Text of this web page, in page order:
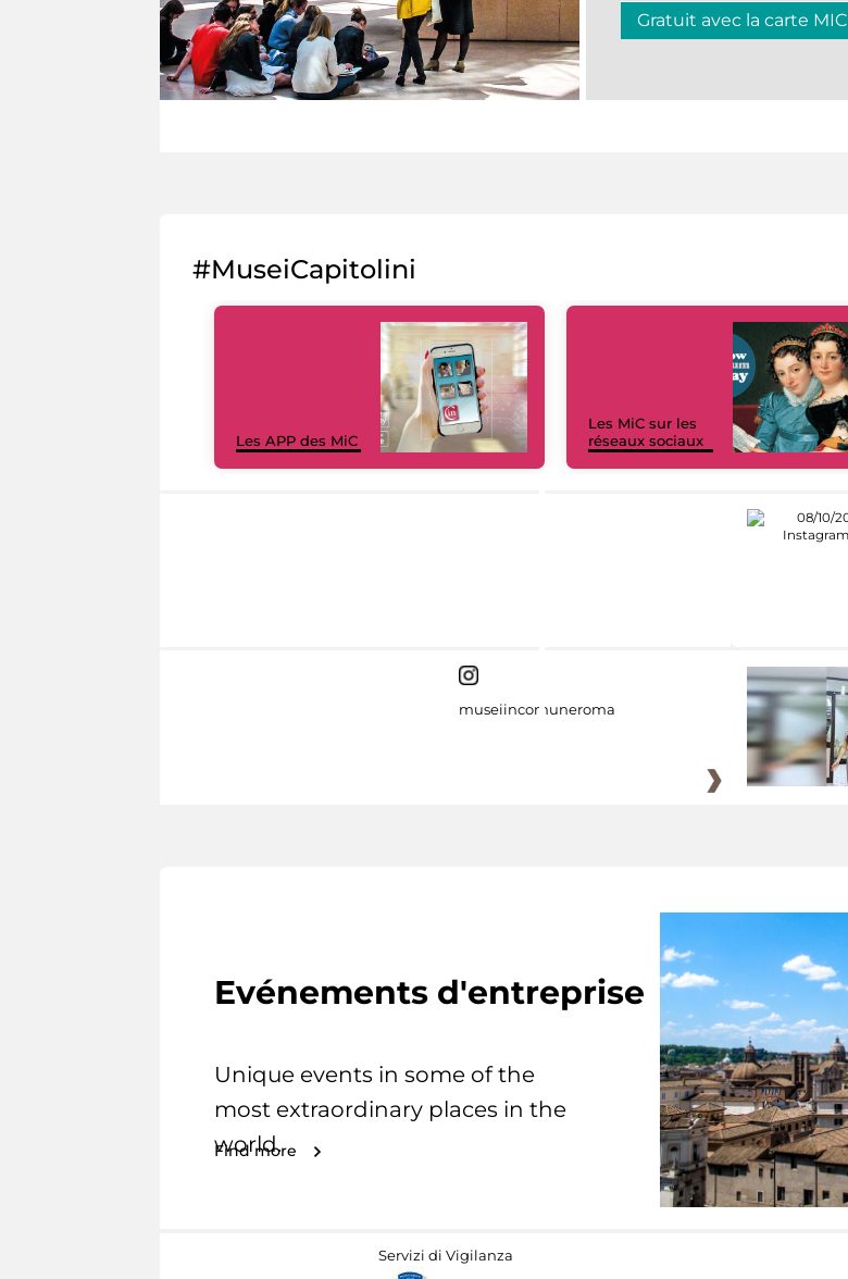
Gratuit avec la carte MIC
#MuseiCapitolini
Les APP des MiC
Les MiC sur les
réseaux sociaux
museiincomuneroma
Evénements d'entreprise
Unique events in some of the
most extraordinary places in the
world.
Find more
Servizi di Vigilanza